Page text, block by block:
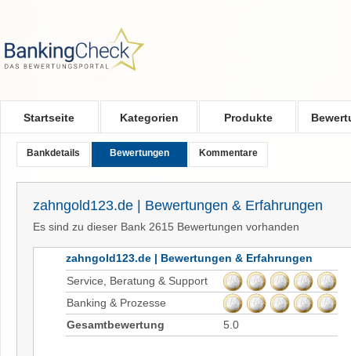
Startseite Kategorien Produkte
Bankdetails Bewertungen Kommentare
zahngold123.de | Bewertungen & Erfahrungen
Es sind zu dieser Bank 2615 Bewertungen vorhanden
zahngold123.de | Bewertungen & Erfahrungen
Service, Beratung & Support
Banking & Prozesse
Gesamtbewertung
5.0